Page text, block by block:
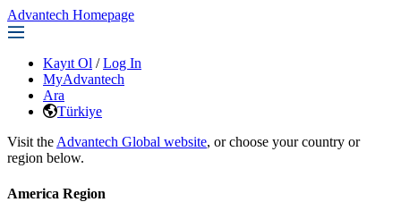
Advantech Homepage
Kayıt Ol / Log In
MyAdvantech
Ara
Türkiye
Visit the Advantech Global website, or choose your country or
region below.
America Region